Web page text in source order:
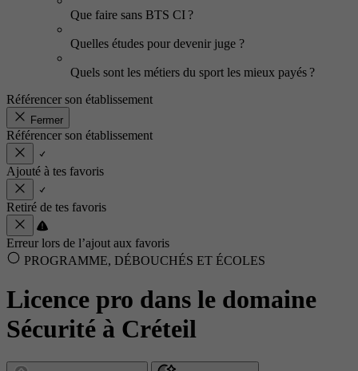
Que faire sans BTS CI ?
Quelles études pour devenir juge ?
Quels sont les métiers du sport les mieux payés ?
Référencer son établissement
Fermer
Référencer son établissement
Ajouté à tes favoris
Retiré de tes favoris
Erreur lors de l’ajout aux favoris
PROGRAMME, DÉBOUCHÉS ET ÉCOLES
Licence pro dans le domaine
Sécurité à Créteil